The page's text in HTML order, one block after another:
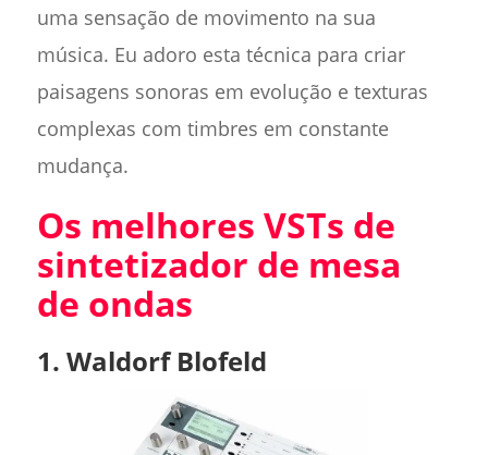
uma sensação de movimento na sua
música. Eu adoro esta técnica para criar
paisagens sonoras em evolução e texturas
complexas com timbres em constante
mudança.
Os melhores VSTs de
sintetizador de mesa
de ondas
1. Waldorf Blofeld